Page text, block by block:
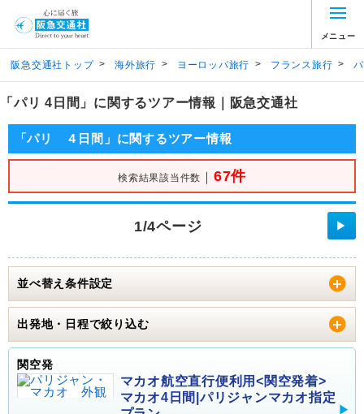
メニュー
阪急交通社トップ > 海外旅行 > ヨーロッパ旅行 > フランス旅行 >
「パリ 4日間」に関するツアー情報｜阪急交通社
「パリ ４日間」に関するツアー情報
検索結果該当件数 ｜ 67件
1/4ページ ▶
並べ替え条件設定
出発地・日程で絞り込む
関空発
マカオ航空直行便利用<関空発着>
マカオ4日間|パリジャンマカオ指定